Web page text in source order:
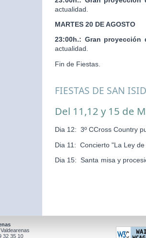
actualidad.
MARTES 20 DE AGOSTO
23:00h.: Gran proyección
actualidad.
Fin de Fiestas.
FIESTAS DE SAN
Del 11,12 y 15 de
Dia 12: 3º CCross Country
Dia 11: Concierto "La Ley
Dia 15: Santa misa y
32 35 10